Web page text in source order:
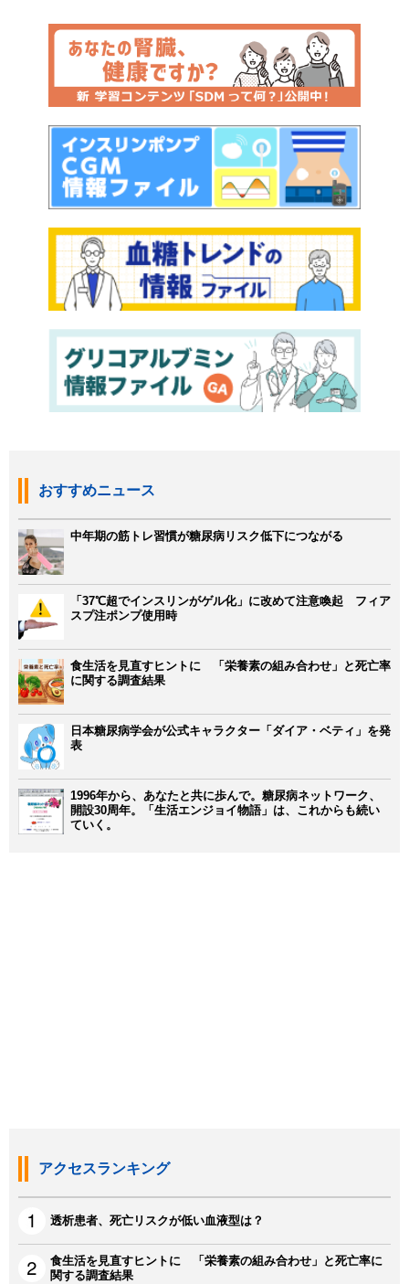
おすすめニュース
中年期の筋トレ習慣が糖尿病リスク低下につながる
「37℃超でインスリンがゲル化」に改めて注意喚起 フィア
スプ注ポンプ使用時
食生活を見直すヒントに 「栄養素の組み合わせ」と死亡率
に関する調査結果
日本糖尿病学会が公式キャラクター「ダイア・ベティ」を発
表
1996年から、あなたと共に歩んで。糖尿病ネットワーク、
開設30周年。「生活エンジョイ物語」は、これからも続い
ていく。
アクセスランキング
透析患者、死亡リスクが低い血液型は？
食生活を見直すヒントに 「栄養素の組み合わせ」と死亡率に
関する調査結果